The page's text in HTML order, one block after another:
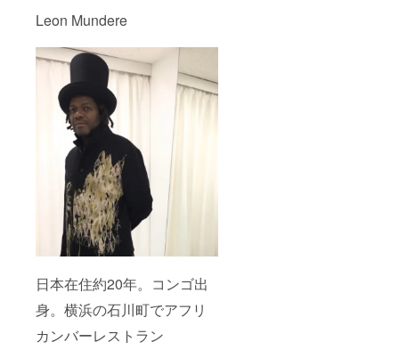
Leon Mundere
日本在住約20年。コンゴ出
身。横浜の石川町でアフリ
カンバーレストラン